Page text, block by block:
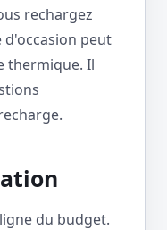
rechargez
d'occasion peut
thermique. Il
du budget.